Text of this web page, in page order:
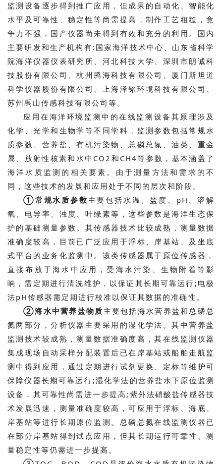
监测设备逐步得到推广应用，但成果的自动化、智能化
水平及可靠性、稳定性等尚需提高，制作工艺粗糙，竞
争力不强，国产仪器尚未得到有效和充分的利用。国内
主要研发和生产机构有:国家海洋技术中心、山东省科学
院海洋仪器仪表研究所、河北科技大学、深圳市朗诚科
技股份有限公司、杭州腾海科技有限公司、厦门斯坦道
科学仪器股份有限公司、上海泽铭环境科技有限公司、
苏州禹山传感科技有限公司等。
应用在海洋环境监测中的在线监测设备其原理涉及
化学、光学和生物学等不同学科，监测参数包括常规水
质参数、营养盐、有机污染物、总磷总氮、油类、重金
属、放射性核素和水中CO2和CH4等参数，基本涵盖了
海洋水质监测的相关要素。由于测量方法和需求的不
同，这些技术的发展和应用处于不同的层次和阶段。
①常规水质参数 主要包括水温、盐度、pH、溶解
氧、电导率、浊度、叶绿素等，这些参数是海洋生态保
护的基础测量参数。其传感器技术比较成熟，测量数据
准确度较高，目前已广泛应用于浮标、岸基站、及坐底
式平台的业务化监测中。该类传感器属于原位传感器，
直接布放于海水中应用，受海水污染、生物附着等影
响，需定期进行清洗维护，以保证其长期可靠运行;电极
法pH传感器需定期进行校准以保证其数据的准确性。
②海水中营养盐物质 主要包括海水营养盐和总磷总
氮两部分，分析仪器主要采用的湿化学法。其中营养盐
监测技术较成熟，测量数据准确度高，其在线监测仪器
集成现场自动采样分配装置后已在岸基站或船舶走航监
测中得到应用，通过定期进行试剂更换、定标等维护可
保障仪器长期可靠运行;湿化学法的营养盐水下原位监测
设备，其可靠性尚需进一步提高;紫外法硝酸盐传感器技
术发展迅速，测量准确度较高，可应用于浮标、海底、
岸基站等进行长期原位监测。总磷总氮在线监测仪器已
在部分岸基站得到试点应用，但其长期运行可靠性、测
量稳定性等仍需进一步提高。